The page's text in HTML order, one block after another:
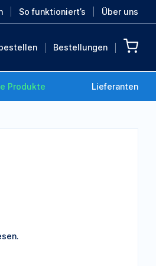
So funktioniert’s Über uns
Bestellungen
Produkte Lieferanten